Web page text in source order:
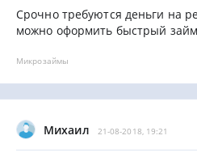
Срочно требуются деньги на
можно оформить быстрый
Микрозаймы
Михаил 21-08-2018, 19:21